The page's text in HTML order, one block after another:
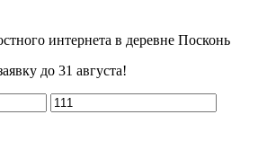
интернета в деревне Посконь
до 31 августа!